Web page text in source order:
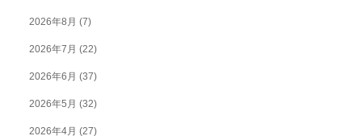
2026年8月 (7)
2026年7月 (22)
2026年6月 (37)
2026年5月 (32)
2026年4月 (27)